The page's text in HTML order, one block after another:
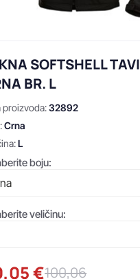
SOFTSHELL
BR. L
proizvoda:32892
Crna
L
boju:
veličinu:
€100,06